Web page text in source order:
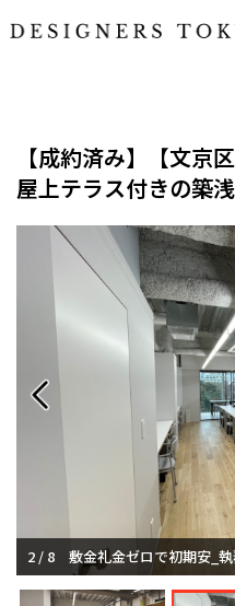
～25坪 25坪～50坪
【成約済み】【文京
屋上テラス付きの築
2 / 8 敷金礼金ゼロで初期安_